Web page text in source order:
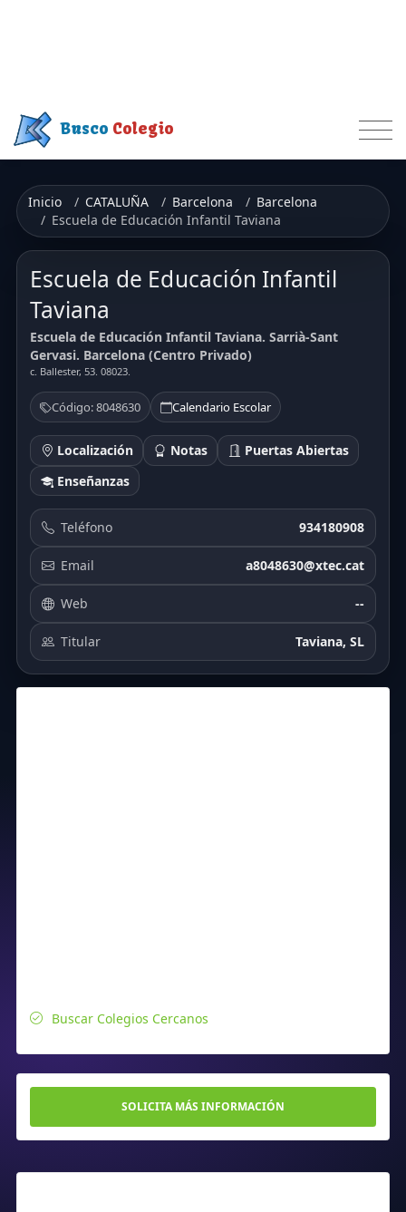
Busco Colegio
Inicio CATALUÑA Barcelona
Barcelona
Escuela de Educación Infantil Taviana
Escuela de Educación Infantil
Taviana
Escuela de Educación Infantil Taviana. Sarrià-Sant
Gervasi. Barcelona (Centro Privado)
c. Ballester, 53. 08023.
Código: 8048630 Calendario Escolar
Localización Notas
Puertas Abiertas
Enseñanzas
Teléfono 934180908
Email a8048630@xtec.cat
Web --
Titular Taviana, SL
Buscar Colegios Cercanos
SOLICITA MÁS INFORMACIÓN